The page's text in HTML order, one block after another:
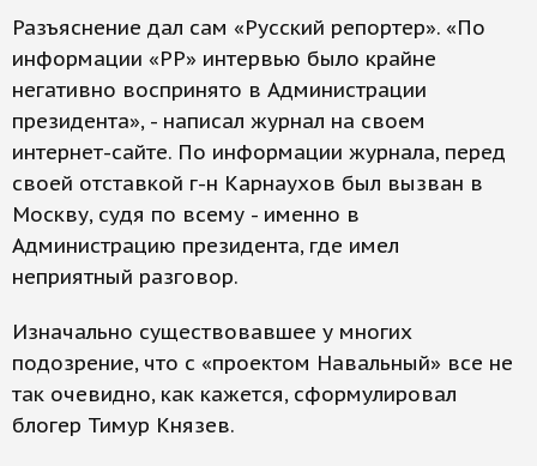
Разъяснение дал сам «Русский репортер». «По
информации «РР» интервью было крайне
негативно воспринято в Администрации
президента», - написал журнал на своем
интернет-сайте. По информации журнала, перед
своей отставкой г-н Карнаухов был вызван в
Москву, судя по всему - именно в
Администрацию президента, где имел
неприятный разговор.
Изначально существовавшее у многих
подозрение, что с «проектом Навальный» все не
так очевидно, как кажется, сформулировал
блогер Тимур Князев.